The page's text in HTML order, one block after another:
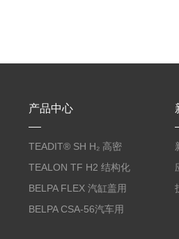
产品中心
TEADIT® SH H₂ 高密
度纯PTFE垫片
TEALON TF H2 结构化
PTFE垫片
BELPA FLEX 汽缸盖用
无石棉金属增强密封垫
BELPA CSA-56汽车用